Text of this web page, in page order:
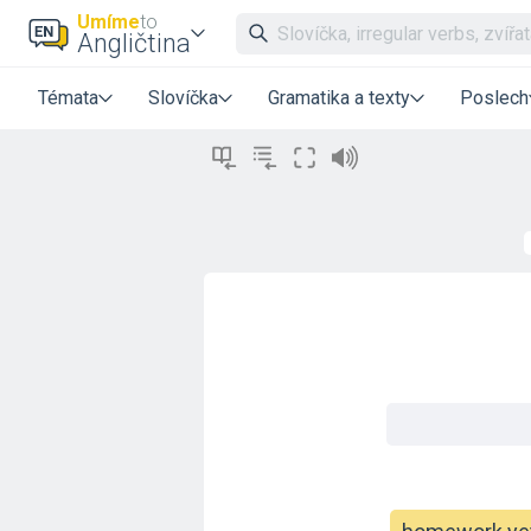
Umímeto
Angličtina
Témata Slovíčka Gramatika a texty Poslech